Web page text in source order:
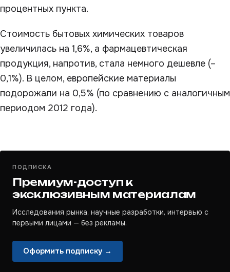
процентных пункта.
Стоимость бытовых химических товаров
увеличилась на 1,6%, а фармацевтическая
продукция, напротив, стала немного дешевле (–
0,1%). В целом, европейские материалы
подорожали на 0,5% (по сравнению с аналогичным
периодом 2012 года).
ПОДПИСКА
Премиум-доступ к
эксклюзивным материалам
Исследования рынка, научные разработки, интервью с
первыми лицами — без рекламы.
Оформить подписку →